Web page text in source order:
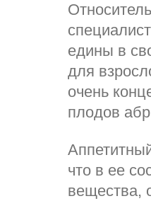
едины в
для
очень
плодов
что в ее
вещества,